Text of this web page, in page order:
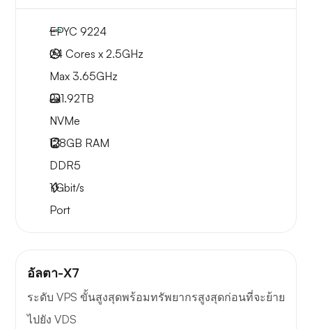
EPYC 9224
24 Cores x 2.5GHz
Max 3.65GHz
2x1.92TB
NVMe
128GB RAM
DDR5
1Gbit/s
Port
อัลตา-X7
ระดับ VPS ขั้นสูงสุดพร้อมทรัพยากรสูงสุดก่อนที่จะย้าย
ไปยัง VDS